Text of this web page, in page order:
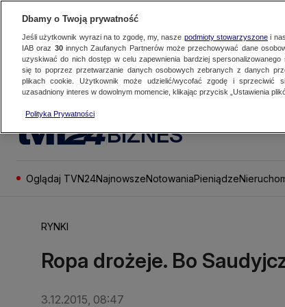
BIZNES
Oglądaj TVN24NajnowszeNotowaniaPieniądze
RYNKI
Ropa drożeje. Bo
3.12.2015, 08:47
Dbamy o Twoją prywatność
Jeśli użytkownik wyrazi na to zgodę, my, nasze podmioty stowarzyszonei
IAB oraz 30innych Zaufanych Partnerów może przechowywać dane
uzyskiwać do nich dostęp w celu zapewnienia bardziej spersonalizowanego
się to poprzez przetwarzanie danych osobowych zebranych z danych
plikach cookie. Użytkownik może udzielić/wycofać zgodę i sprzeciwić
uzasadniony interes w dowolnym momencie, klikając przycisk „Ustawienia
Polityka Prywatności